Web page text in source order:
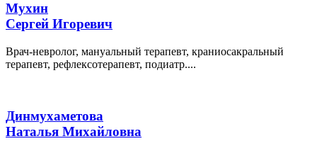
Мухин
Сергей Игоревич
Врач-невролог, мануальный терапевт, краниосакральный
терапевт, рефлексотерапевт, подиатр....
Динмухаметова
Наталья Михайловна